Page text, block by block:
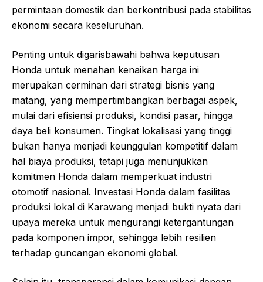
permintaan domestik dan berkontribusi pada stabilitas
ekonomi secara keseluruhan.
Penting untuk digarisbawahi bahwa keputusan
Honda untuk menahan kenaikan harga ini
merupakan cerminan dari strategi bisnis yang
matang, yang mempertimbangkan berbagai aspek,
mulai dari efisiensi produksi, kondisi pasar, hingga
daya beli konsumen. Tingkat lokalisasi yang tinggi
bukan hanya menjadi keunggulan kompetitif dalam
hal biaya produksi, tetapi juga menunjukkan
komitmen Honda dalam memperkuat industri
otomotif nasional. Investasi Honda dalam fasilitas
produksi lokal di Karawang menjadi bukti nyata dari
upaya mereka untuk mengurangi ketergantungan
pada komponen impor, sehingga lebih resilien
terhadap guncangan ekonomi global.